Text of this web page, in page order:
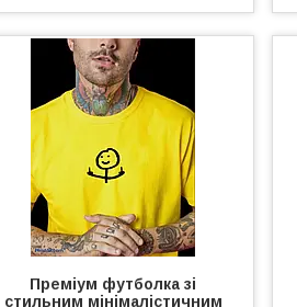
Преміум футболка зі
стильним мінімалістичним